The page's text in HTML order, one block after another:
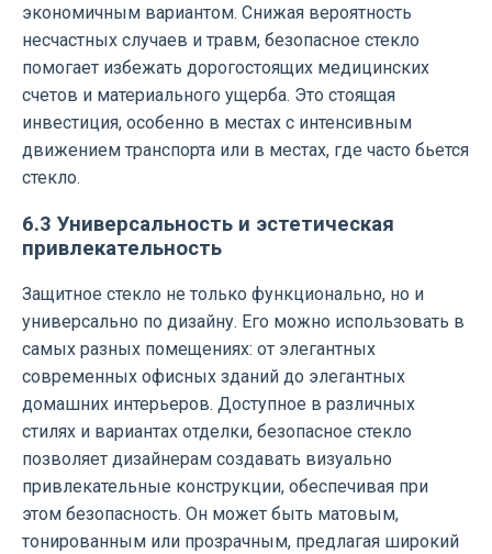
экономичным вариантом. Снижая вероятность
несчастных случаев и травм, безопасное стекло
помогает избежать дорогостоящих медицинских
счетов и материального ущерба. Это стоящая
инвестиция, особенно в местах с интенсивным
движением транспорта или в местах, где часто бьется
стекло.
6.3 Универсальность и эстетическая
привлекательность
Защитное стекло не только функционально, но и
универсально по дизайну. Его можно использовать в
самых разных помещениях: от элегантных
современных офисных зданий до элегантных
домашних интерьеров. Доступное в различных
стилях и вариантах отделки, безопасное стекло
позволяет дизайнерам создавать визуально
привлекательные конструкции, обеспечивая при
этом безопасность. Он может быть матовым,
тонированным или прозрачным, предлагая широкий